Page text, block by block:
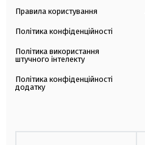
Правила користування
Політика конфіденційності
Політика використання
штучного інтелекту
Політика конфіденційності
додатку